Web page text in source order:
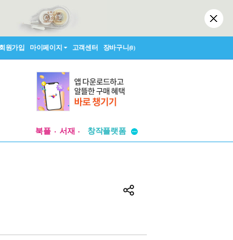
회원가입 마이페이지 고객센터 장바구니(0)
북플 서재
투비컨티뉴드